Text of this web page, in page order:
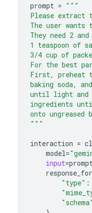
prompt = """
Please extract
The user wants
They need 2
1 teaspoon of
3/4 cup of
For the best
First, preheat
baking soda,
until light and
ingredients
onto ungreased
"""
interaction =
model=
input=
"type" :
"schema"